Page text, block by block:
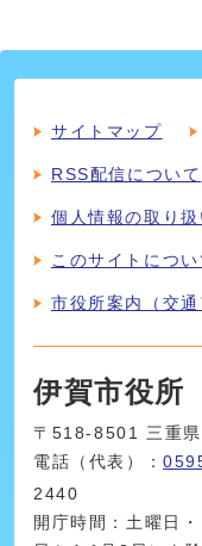
サイトマップ
RSS配信について
個人情報の取り
このサイトについ
市役所案内（交通
伊賀市役所
〒518-8501 三重
電話（代表）：
2440
開庁時間：土曜日